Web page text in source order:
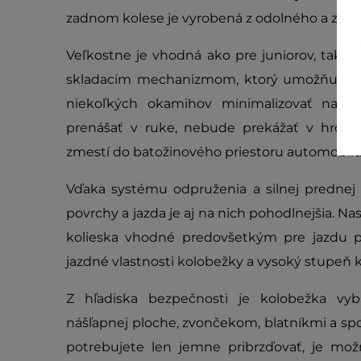
zadnom kolese je vyrobená z odolného a
Veľkostne je vhodná ako pre juniorov, tak
skladacím mechanizmom, ktorý umožňuje
niekoľkých okamihov minimalizovať na
prenášať v ruke, nebude prekážať v
zmestí do batožinového priestoru
Vďaka systému odpruženia a silnej
povrchy a jazda je aj na nich pohodlnejšia.
kolieska vhodné predovšetkým pre jazdu
jazdné vlastnosti kolobežky a vysoký stupeň
Z hľadiska bezpečnosti je kolobežka
nášľapnej ploche, zvončekom, blatníkmi a
potrebujete len jemne pribrzďovať, je